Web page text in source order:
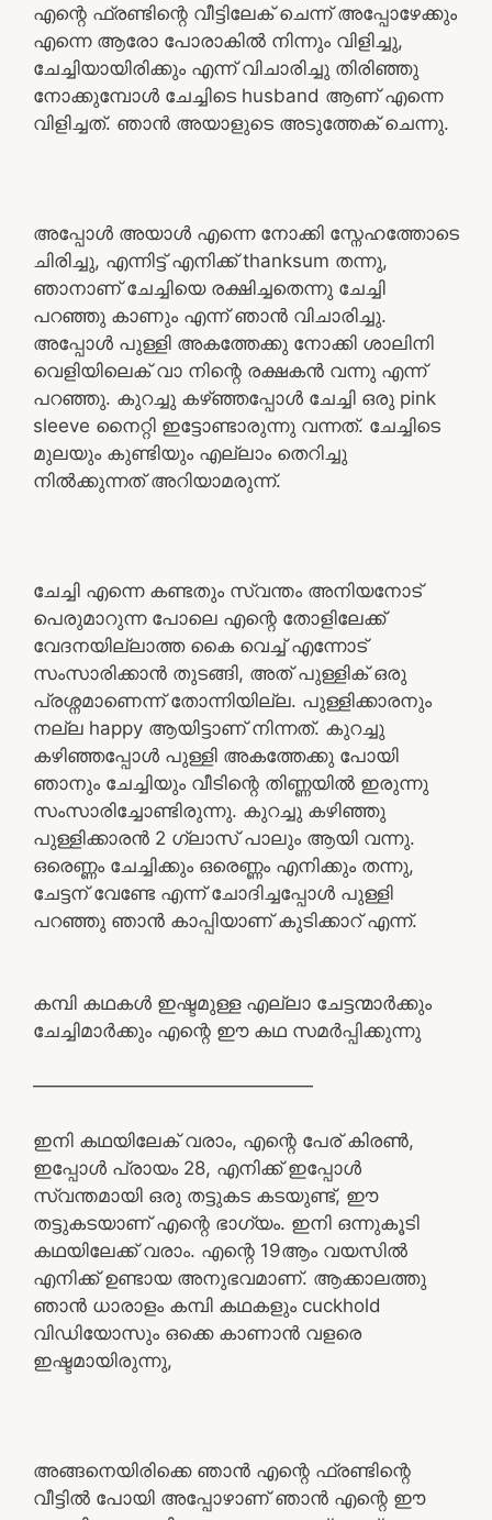
എന്റെ ഫ്രണ്ടിന്റെ വീട്ടിലേക് ചെന്ന് അപ്പോഴേക്കും
എന്നെ ആരോ പോരാകിൽ നിന്നും വിളിച്ചു,
ചേച്ചിയായിരിക്കും എന്ന് വിചാരിച്ചു തിരിഞ്ഞു
നോക്കുമ്പോൾ ചേച്ചിടെ husband ആണ് എന്നെ
വിളിച്ചത്. ഞാൻ അയാളുടെ അടുത്തേക് ചെന്നു.
അപ്പോൾ അയാൾ എന്നെ നോക്കി സ്നേഹത്തോടെ
ചിരിച്ചു, എന്നിട്ട് എനിക്ക് thanksum തന്നു,
ഞാനാണ് ചേച്ചിയെ രക്ഷിച്ചതെന്നു ചേച്ചി
പറഞ്ഞു കാണും എന്ന് ഞാൻ വിചാരിച്ചു.
അപ്പോൾ പുള്ളി അകത്തേക്കു നോക്കി ശാലിനി
വെളിയിലെക് വാ നിന്റെ രക്ഷകൻ വന്നു എന്ന്
പറഞ്ഞു. കുറച്ചു കഴ്ഞ്ഞപ്പോൾ ചേച്ചി ഒരു pink
sleeve നൈറ്റി ഇട്ടോണ്ടാരുന്നു വന്നത്. ചേച്ചിടെ
മുലയും കുണ്ടിയും എല്ലാം തെറിച്ചു
നിൽക്കുന്നത് അറിയാമരുന്ന്.
ചേച്ചി എന്നെ കണ്ടതും സ്വന്തം അനിയനോട്
പെരുമാറുന്ന പോലെ എന്റെ തോളിലേക്ക്
വേദനയില്ലാത്ത കൈ വെച്ച് എന്നോട്
സംസാരിക്കാൻ തുടങ്ങി, അത് പുള്ളിക് ഒരു
പ്രശ്നമാണെന്ന് തോന്നിയില്ല. പുള്ളിക്കാരനും
നല്ല happy ആയിട്ടാണ് നിന്നത്. കുറച്ചു
കഴിഞ്ഞപ്പോൾ പുള്ളി അകത്തേക്കു പോയി
ഞാനും ചേച്ചിയും വീടിന്റെ തിണ്ണയിൽ ഇരുന്നു
സംസാരിച്ചോണ്ടിരുന്നു. കുറച്ചു കഴിഞ്ഞു
പുള്ളിക്കാരൻ 2 ഗ്ലാസ്‌ പാലും ആയി വന്നു.
ഒരെണ്ണം ചേച്ചിക്കും ഒരെണ്ണം എനിക്കും തന്നു,
ചേട്ടന് വേണ്ടേ എന്ന് ചോദിച്ചപ്പോൾ പുള്ളി
പറഞ്ഞു ഞാൻ കാപ്പിയാണ് കുടിക്കാറ് എന്ന്.
കമ്പി കഥകൾ ഇഷ്ടമുള്ള എല്ലാ ചേട്ടന്മാർക്കും
ചേച്ചിമാർക്കും എന്റെ ഈ കഥ സമർപ്പിക്കുന്നു
———————————————
ഇനി കഥയിലേക് വരാം, എന്റെ പേര് കിരൺ,
ഇപ്പോൾ പ്രായം 28, എനിക്ക് ഇപ്പോൾ
സ്വന്തമായി ഒരു തട്ടുകട കടയുണ്ട്, ഈ
തട്ടുകടയാണ് എന്റെ ഭാഗ്യം. ഇനി ഒന്നുകൂടി
കഥയിലേക്ക് വരാം. എന്റെ 19ആം വയസിൽ
എനിക്ക് ഉണ്ടായ അനുഭവമാണ്. ആക്കാലത്തു
ഞാൻ ധാരാളം കമ്പി കഥകളും cuckhold
വിഡിയോസും ഒക്കെ കാണാൻ വളരെ
ഇഷ്ടമായിരുന്നു,
അങ്ങനെയിരിക്കെ ഞാൻ എന്റെ ഫ്രണ്ടിന്റെ
വീട്ടിൽ പോയി അപ്പോഴാണ് ഞാൻ എന്റെ ഈ